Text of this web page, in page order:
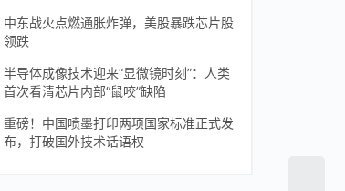
中东战火点燃通胀炸弹，美股暴跌芯片股
领跌
半导体成像技术迎来“显微镜时刻”：人类
首次看清芯片内部“鼠咬”缺陷
重磅！中国喷墨打印两项国家标准正式发
布，打破国外技术话语权